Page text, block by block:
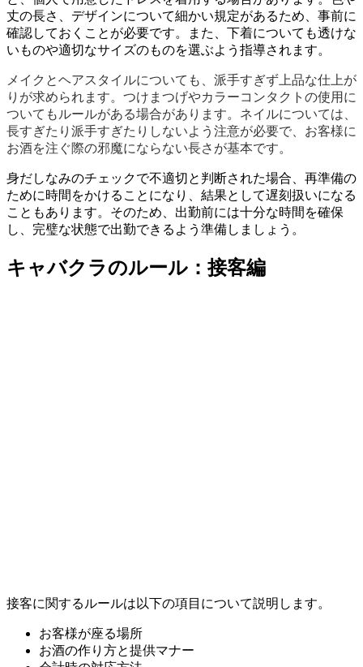
丈の長さ、デザインについて細かい規定があるため、事前に
確認しておくことが必要です。また、下着についても透けな
いものや適切なサイズのものを選ぶよう指導されます。
メイクとヘアスタイルについても、派手すぎず上品な仕上が
りが求められます。つけまつげやカラーコンタクトの使用に
ついてもルールがある場合があります。ネイルについては、
長すぎたり派手すぎたりしないよう注意が必要で、お客様に
お酒を注ぐ際の邪魔にならない長さが基本です。
身だしなみのチェックで不適切と判断された場合、再準備の
ために時間をかけることになり、結果として遅刻扱いになる
こともあります。そのため、出勤前には十分な時間を確保
し、完璧な状態で出勤できるよう準備しましょう。
キャバクラのルール：接客編
接客に関するルールは以下の項目について説明します。
お客様が座る場所
お酒の作り方と提供マナー